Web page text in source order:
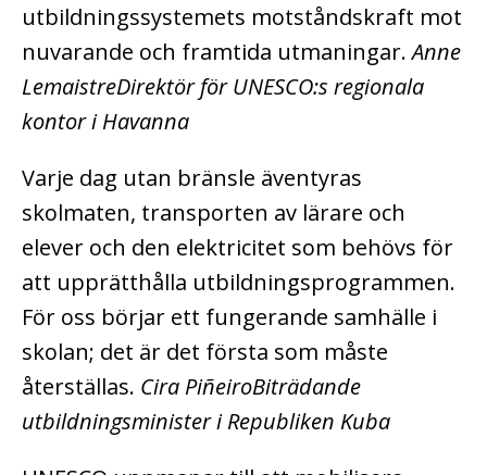
utbildningssystemets motståndskraft mot
nuvarande och framtida utmaningar.Anne
LemaistreDirektör för UNESCO:s regionala
kontor i Havanna
Varje dag utan bränsle äventyras
skolmaten, transporten av lärare och
elever och den elektricitet som behövs för
att upprätthålla utbildningsprogrammen.
För oss börjar ett fungerande samhälle i
skolan; det är det första som måste
återställas. Cira PiñeiroBiträdande
utbildningsminister i Republiken Kuba